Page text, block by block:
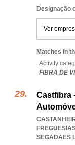
Designação
Ver
Matches in
Activity
FIBRA DE
Castfibra
SEGADAES